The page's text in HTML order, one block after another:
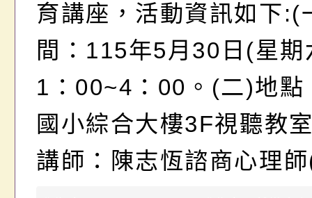
育講座，活動資訊如下:(
間：115年5月30日(星
1：00~4：00。(二)地點
國小綜合大樓3F視聽教
講師：陳志恆諮商心理